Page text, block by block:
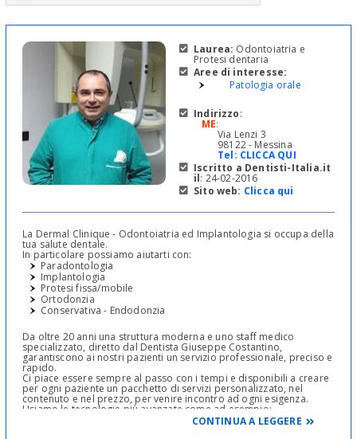
Laurea: Odontoiatria e
Protesi dentaria
Aree di interesse:
Patologia orale
Indirizzo:
ME:
Via Lenzi 3
98122 - Messina
Tel: CLICCA QUI
Iscritto a Dentisti-Italia.it
il: 24-02-2016
Sito web: Clicca qui
La Dermal Clinique - Odontoiatria ed Implantologia si occupa della
tua salute dentale.
In particolare possiamo aiutarti con:
Paradontologia
Implantologia
Protesi fissa/mobile
Ortodonzia
Conservativa - Endodonzia
Da oltre 20 anni una struttura moderna e uno staff medico
specializzato, diretto dal Dentista Giuseppe Costantino,
garantiscono ai nostri pazienti un servizio professionale, preciso e
rapido.
Ci piace essere sempre al passo con i tempi e disponibili a creare
per ogni paziente un pacchetto di servizi personalizzato, nel
contenuto e nel prezzo, per venire incontro ad ogni esigenza.
Usiamo le tecnologie più avanzate come ad esempio:
Laser a diodi, utilizzato per i trattamenti di sbiancamento
CONTINUA A LEGGERE